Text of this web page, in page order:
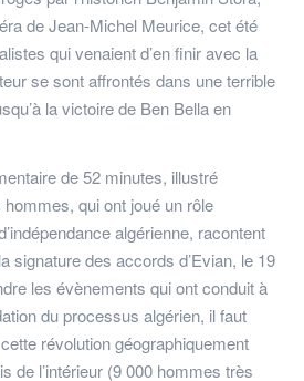
de Jean-Michel Meurice, cet été
qui venaient d’en finir avec la
se sont affrontés dans une terrible
la victoire de Ben Bella en
de 52 minutes, illustré
hommes, qui ont joué un rôle
algérienne, racontent
signature des accords d’Evian, le 19
les évènements qui ont conduit à
du processus algérien, il faut
révolution géographiquement
de l’intérieur (9 000 hommes très